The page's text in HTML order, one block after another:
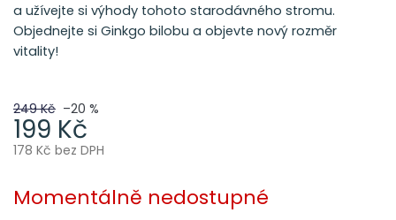
249 Kč –20 %
199 Kč
178 Kč bez DPH
cena:
Momentálně nedostupné
a užívejte si výhody tohoto starodávného stromu.
Objednejte si Ginkgo bilobu a objevte nový rozměr
vitality!